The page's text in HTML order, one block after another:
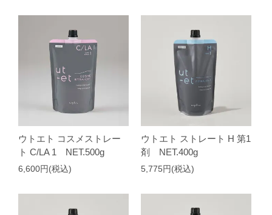
ウトエト コスメストレー
ト C/LA 1 NET.500g
6,600円(税込)
ウトエト ストレート H 第1
剤 NET.400g
5,775円(税込)